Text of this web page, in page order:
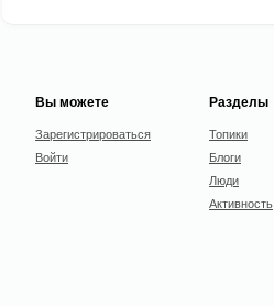
Вы можете
Зарегистрироваться
Войти
Разделы
Топики
Блоги
Люди
Активность